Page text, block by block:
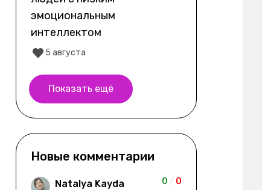
эмоциональным
интеллектом
5 августа
Показать ещё
Новые комментарии
Natalya Kayda 0 / 0